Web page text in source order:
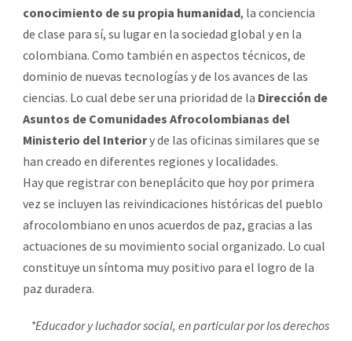
conocimiento de su propia humanidad, la conciencia
de clase para sí, su lugar en la sociedad global y en la
colombiana. Como también en aspectos técnicos, de
dominio de nuevas tecnologías y de los avances de las
ciencias. Lo cual debe ser una prioridad de la Dirección de
Asuntos de Comunidades Afrocolombianas del
Ministerio del Interiory de las oficinas similares que se
han creado en diferentes regiones y localidades.
Hay que registrar con beneplácito que hoy por primera
vez se incluyen las reivindicaciones históricas del pueblo
afrocolombiano en unos acuerdos de paz, gracias a las
actuaciones de su movimiento social organizado. Lo cual
constituye un síntoma muy positivo para el logro de la
paz duradera.
*Educador y luchador social, en particular por los derechos